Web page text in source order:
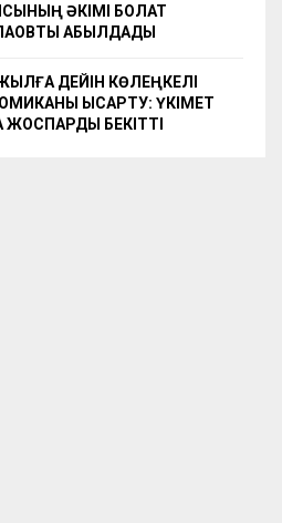
ӘКІМІ БОЛАТ
ҚАБЫЛДАДЫ
ДЕЙІН КӨЛЕҢКЕЛІ
ҚЫСҚАРТУ: ҮКІМЕТ
БЕКІТТІ